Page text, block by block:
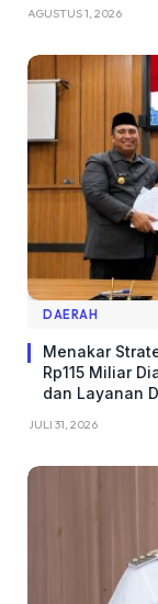
AGUSTUS 1, 2026
DAERAH
Menakar
Rp115 Miliar
dan Layanan
JULI 31, 2026